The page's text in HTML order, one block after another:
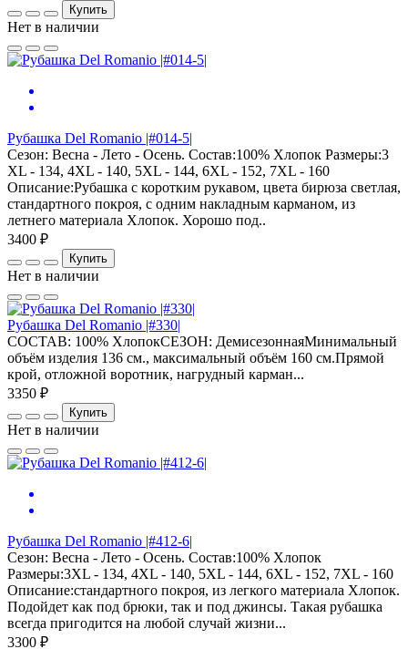
Купить
Нет в наличии
Рубашка Del Romanio |#014-5|
Сезон: Весна - Лето - Осень. Состав:100% Хлопок Размеры:3
XL - 134, 4XL - 140, 5XL - 144, 6XL - 152, 7XL - 160
Описание:Рубашка с коротким рукавом, цвета бирюза светлая,
стандартного покроя, с одним накладным карманом, из
летнего материала Хлопок. Хорошо под..
3400 ₽
Купить
Нет в наличии
Рубашка Del Romanio |#330|
СОСТАВ: 100% ХлопокСЕЗОН: ДемисезоннаяМинимальный
объём изделия 136 см., максимальный объём 160 см.Прямой
крой, отложной воротник, нагрудный карман...
3350 ₽
Купить
Нет в наличии
Рубашка Del Romanio |#412-6|
Сезон: Весна - Лето - Осень. Состав:100% Хлопок
Размеры:3XL - 134, 4XL - 140, 5XL - 144, 6XL - 152, 7XL - 160
Описание:стандартного покроя, из легкого материала Хлопок.
Подойдет как под брюки, так и под джинсы. Такая рубашка
всегда пригодится на любой случай жизни...
3300 ₽